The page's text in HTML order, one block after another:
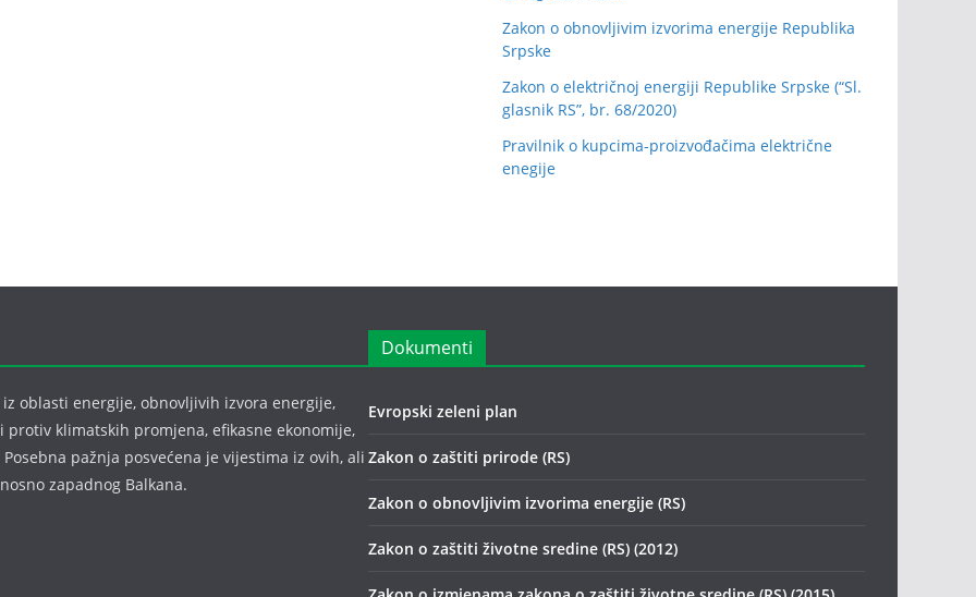
Zakon o obnovljivim izvorima energije Republika
Srpske
Zakon o električnoj energiji Republike Srpske (“Sl.
glasnik RS”, br. 68/2020)
Pravilnik o kupcima-proizvođačima električne
enegije
oblasti energije, obnovljivih izvora energije,
klimatskih promjena, efikasne ekonomije,
pažnja posvećena je vijestima iz ovih, ali
zapadnog Balkana.
Dokumenti
Evropski zeleni plan
Zakon o zaštiti prirode (RS)
Zakon o obnovljivim izvorima energije (RS)
Zakon o zaštiti životne sredine (RS) (2012)